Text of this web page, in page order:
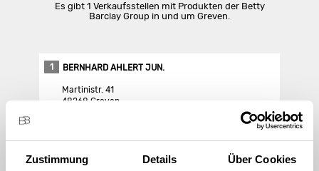
Zustimmung Details Über Cookies
Es gibt 1 Verkaufsstellen mit Produkten der Betty
Barclay Group in und um Greven.
1 BERNHARD AHLERT JUN.
Martinistr. 41
48268 Greven
Store Landing-Page